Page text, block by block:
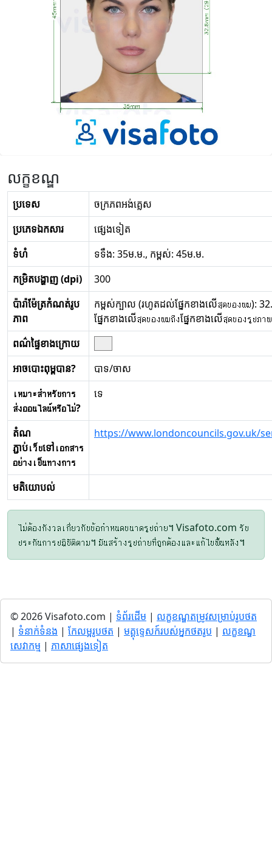
លក្ខខណ្ឌ
ប្រទេស
ចក្រភពអង់គ្លេស
ប្រភេទឯកសារ
ផ្សេងទៀត
ទំហំ
ទទឹង: 35ម.ម., កម្ពស់: 45ម.ម.
កម្រិតបង្ហាញ (dpi)
300
ប៉ារ៉ាម៉ែត្រកំណត់រូប
ភាព
កម្ពស់ក្បាល (រហូតដល់ផ្នែកខាងលើสุดของผม):
ផ្នែកខាងលើสุดของผมถึงផ្នែកខាងលើสุดของรูปภ
ពណ៌ផ្ទៃខាងក្រោយ
អាចបោះពុម្ពបាន?
បាទ/ចាស
เหมาะสำหรับการ
ส่งออนไลน์หรือไม่?
ទេ
តំណ
ភ្ជាប់เว็บទៅเอกสาร
อย่างเป็นทางการ
https://www.londoncouncils.gov.uk/
មតិយោបល់
ไม่ต้องกังวลเกี่ยวกับข้อกำหนดขนาดรูปถ่าย។ Visafoto.com รับ
ประกันการปฏิบัติตาม។ มันสร้างรูปถ่ายที่ถูกต้องและแก้ไขพื้นหลัง។
© 2026 Visafoto.com | ទំព័រដើម | លក្ខខណ្ឌតម្រូវសម្រាប់រូបថត
| ទំនាក់ទំនង | កែលម្អរូបថត | មគ្គុទ្ទេសក៍របស់អ្នកថតរូប | លក្ខខណ្ឌ
សេវាកម្ម | ភាសាផ្សេងទៀត